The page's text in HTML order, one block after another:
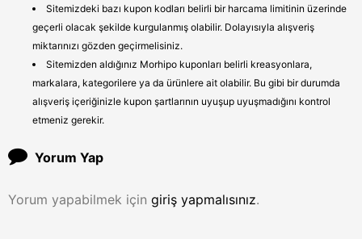
Sitemizdeki bazı kupon kodları belirli bir harcama limitinin üzerinde
geçerli olacak şekilde kurgulanmış olabilir. Dolayısıyla alışveriş
miktarınızı gözden geçirmelisiniz.
Sitemizden aldığınız Morhipo kuponları belirli kreasyonlara,
markalara, kategorilere ya da ürünlere ait olabilir. Bu gibi bir durumda
alışveriş içeriğinizle kupon şartlarının uyuşup uyuşmadığını kontrol
etmeniz gerekir.
Yorum Yap
Yorum yapabilmek için giriş yapmalısınız.